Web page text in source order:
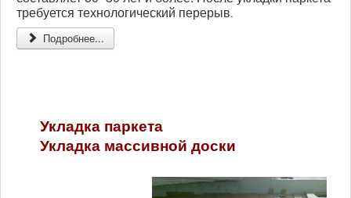
требуется технологический перерыв.
Подробнее...
Укладка паркета
Укладка массивной доски